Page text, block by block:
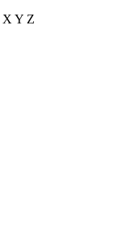
X Y Z